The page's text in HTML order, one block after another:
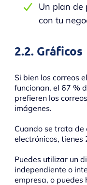
Un plan de
con tu
2.2. Gráficos
Si bien los correos
funcionan, el 67 %
prefieren los
imágenes.
Cuando se trata
electrónicos, tienes
Puedes utilizar un
independiente o
empresa, o puedes